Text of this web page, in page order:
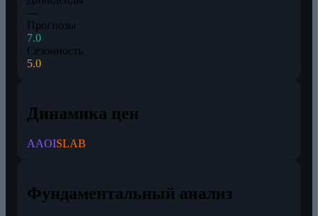
—
Прогнозы
7.0
Сезонность
5.0
Динамика цен
AAOISLAB
Фундаментальный анализ